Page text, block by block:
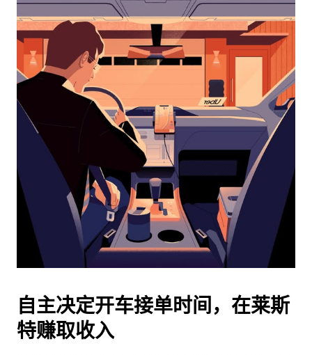
浏
日
并
期。
按
退
闭
日
历。
自主决定开车接单时间，在莱斯
特赚取收入